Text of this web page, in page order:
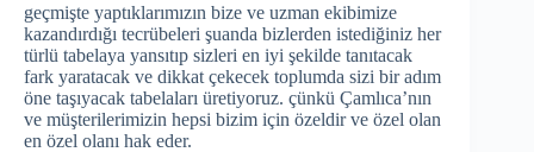
geçmişte yaptıklarımızın bize ve uzman ekibimize
kazandırdığı tecrübeleri şuanda bizlerden istediğiniz her
türlü tabelaya yansıtıp sizleri en iyi şekilde tanıtacak
fark yaratacak ve dikkat çekecek toplumda sizi bir adım
öne taşıyacak tabelaları üretiyoruz. çünkü Çamlıca’nın
ve müşterilerimizin hepsi bizim için özeldir ve özel olan
en özel olanı hak eder.